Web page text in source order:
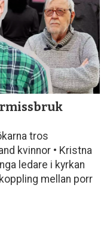
tros
kvinnor • Kristna
ledare i kyrkan
mellan porr